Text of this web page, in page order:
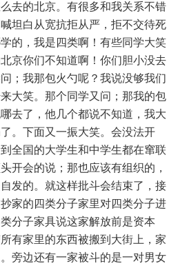
去的北京。有很多和我关系不错
坦白从宽抗拒从严，拒不交待死
的，我是四类啊！有些同学大笑
京你们不知道啊！你们胆小没去
；我那包火勺呢？我说没够我们
大笑。那个同学又问；那我的包
去了，他几个都说不知道，我大
。下面又一振大笑。会没法开
全国的大学生和中学生都在窜联
开会的说；那也应该有组织的，
发的。就这样批斗会结束了，接
家的四类分子家里对四类分子进
分子家具说这家解放前是资本
有家里的东西被搬到大街上，家
旁边还有一家被斗的是一对男女